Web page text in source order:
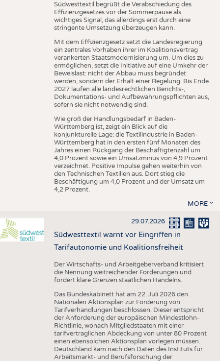
Südwesttextil begrüßt die Verabschiedung des
Effizienzgesetzes vor der Sommerpause als
wichtiges Signal, das allerdings erst durch eine
stringente Umsetzung überzeugen kann.
Mit dem Effizienzgesetz setzt die Landesregierung
ein zentrales Vorhaben ihrer im Koalitionsvertrag
verankerten Staatsmodernisierung um. Um dies zu
ermöglichen, setzt die Initiative auf eine Umkehr der
Beweislast: nicht der Abbau muss begründet
werden, sondern der Erhalt einer Regelung. Bis Ende
2027 laufen alle landesrechtlichen Berichts-,
Dokumentations- und Aufbewahrungspflichten aus,
sofern sie nicht notwendig sind.
Wie groß der Handlungsbedarf in Baden-
Württemberg ist, zeigt ein Blick auf die
konjunkturelle Lage: die Textilindustrie in Baden-
Württemberg hat in den ersten fünf Monaten des
Jahres einen Rückgang der Beschäftigtenzahl um
4,0 Prozent sowie ein Umsatzminus von 4,9 Prozent
verzeichnet. Positive Impulse gehen weiterhin von
den Technischen Textilien aus. Dort stieg die
Beschäftigung um 4,0 Prozent und der Umsatz um
4,2 Prozent.
MORE
29.07.2026
Südwesttextil warnt vor Eingriffen in
Tarifautonomie und Koalitionsfreiheit
Der Wirtschafts- und Arbeitgeberverband kritisiert
die Nennung weitreichender Forderungen und
fordert klare Grenzen staatlichen Handelns.
Das Bundeskabinett hat am 22. Juli 2026 den
Nationalen Aktionsplan zur Förderung von
Tarifverhandlungen beschlossen. Dieser entspricht
der Anforderung der europäischen Mindestlohn-
Richtlinie, wonach Mitgliedstaaten mit einer
tarifvertraglichen Abdeckung von unter 80 Prozent
einen ebensolchen Aktionsplan vorlegen müssen.
Deutschland kam nach den Daten des Instituts für
Arbeitsmarkt- und Berufsforschung der